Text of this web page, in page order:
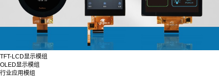
TFT-LCD显示模组
OLED显示模组
行业应用模组